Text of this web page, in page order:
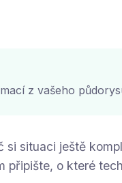
z vašeho
situaci ještě
připište, o které